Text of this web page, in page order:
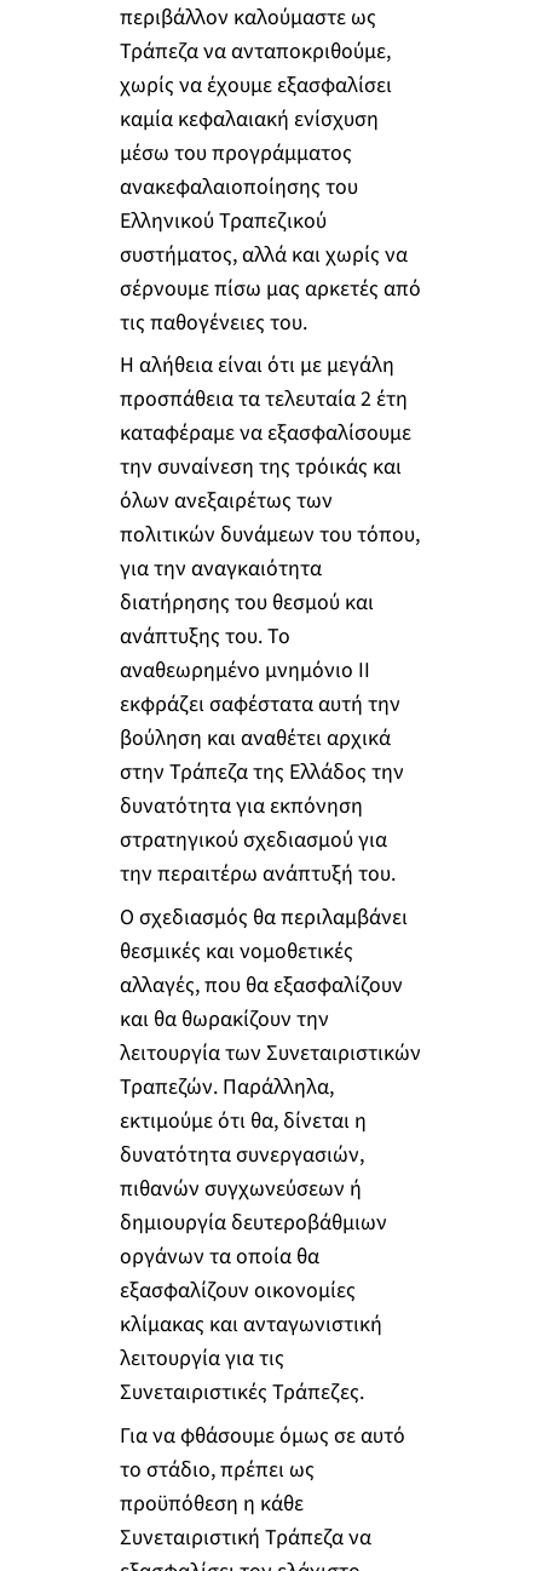
περιβάλλον καλούμαστε ως
Τράπεζα να ανταποκριθούμε,
χωρίς να έχουμε εξασφαλίσει
καμία κεφαλαιακή ενίσχυση
μέσω του προγράμματος
ανακεφαλαιοποίησης του
Ελληνικού Τραπεζικού
συστήματος, αλλά και χωρίς να
σέρνουμε πίσω μας αρκετές από
τις παθογένειες του.
Η αλήθεια είναι ότι με μεγάλη
προσπάθεια τα τελευταία 2 έτη
καταφέραμε να εξασφαλίσουμε
την συναίνεση της τρόικάς και
όλων ανεξαιρέτως των
πολιτικών δυνάμεων του τόπου,
για την αναγκαιότητα
διατήρησης του θεσμού και
ανάπτυξης του. Το
αναθεωρημένο μνημόνιο ΙΙ
εκφράζει σαφέστατα αυτή την
βούληση και αναθέτει αρχικά
στην Τράπεζα της Ελλάδος την
δυνατότητα για εκπόνηση
στρατηγικού σχεδιασμού για
την περαιτέρω ανάπτυξή του.
Ο σχεδιασμός θα περιλαμβάνει
θεσμικές και νομοθετικές
αλλαγές, που θα εξασφαλίζουν
και θα θωρακίζουν την
λειτουργία των Συνεταιριστικών
Τραπεζών. Παράλληλα,
εκτιμούμε ότι θα, δίνεται η
δυνατότητα συνεργασιών,
πιθανών συγχωνεύσεων ή
δημιουργία δευτεροβάθμιων
οργάνων τα οποία θα
εξασφαλίζουν οικονομίες
κλίμακας και ανταγωνιστική
λειτουργία για τις
Συνεταιριστικές Τράπεζες.
Για να φθάσουμε όμως σε αυτό
το στάδιο, πρέπει ως
προϋπόθεση η κάθε
Συνεταιριστική Τράπεζα να